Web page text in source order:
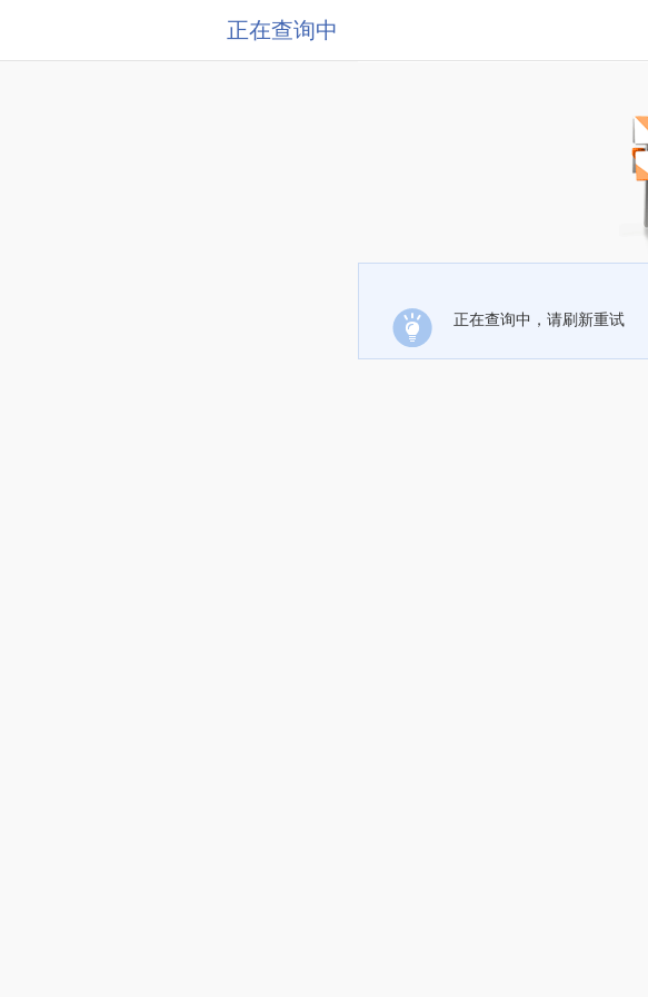
正在查询中
正在查询中，请刷新重试